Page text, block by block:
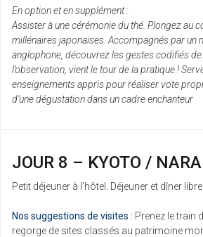
En option et en supplément :
Assister à une cérémonie du thé. Plongez au
millénaires japonaises. Accompagnés par un
anglophone, découvrez les gestes codifiés
l’observation, vient le tour de la pratique !
enseignements appris pour réaliser vote
d’une dégustation dans un cadre enchanteur
JOUR 8 – KYOTO /
Petit déjeuner à l’hôtel. Déjeuner et dîner
Nos suggestions de visites : Prenez le train
regorge de sites classés au patrimoine